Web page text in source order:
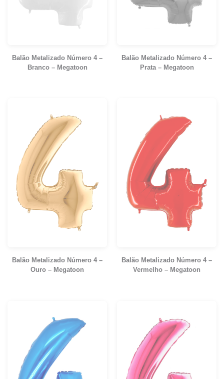
Balão Metalizado Número 4 –
Branco – Megatoon
Balão Metalizado Número 4 –
Prata – Megatoon
Balão Metalizado Número 4 –
Ouro – Megatoon
Balão Metalizado Número 4 –
Vermelho – Megatoon